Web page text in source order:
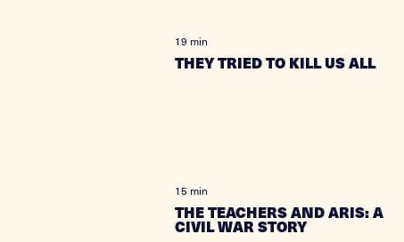
19 min
THEY TRIED TO KILL US ALL
15 min
THE TEACHERS AND ARIS: A
CIVIL WAR STORY